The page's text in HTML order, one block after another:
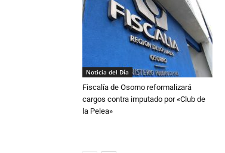
Noticia del Día
Fiscalía de Osorno reformalizará
cargos contra imputado por «Club de
la Pelea»